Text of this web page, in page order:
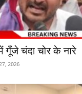
गूँजे चंदा चोर के नारे
2026